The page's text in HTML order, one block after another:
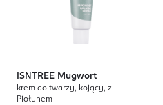
ISNTREE Mugwort
krem do twarzy, kojący, z
Piołunem